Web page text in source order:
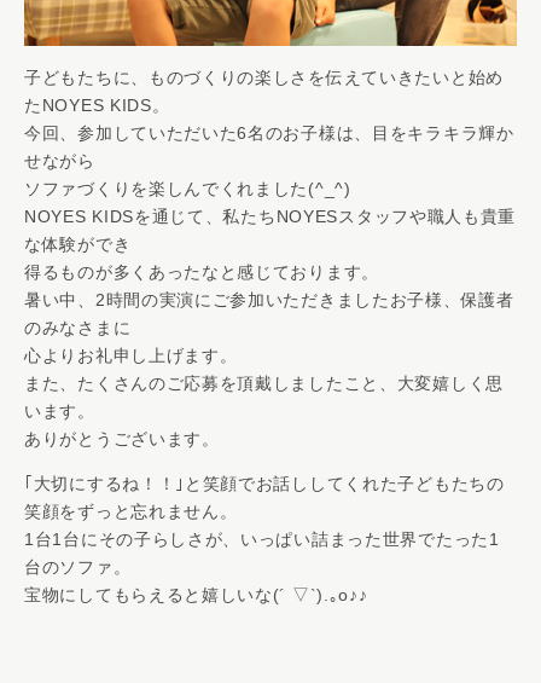
子どもたちに、ものづくりの楽しさを伝えていきたいと始め
たNOYES KIDS。
今回、参加していただいた6名のお子様は、目をキラキラ輝か
せながら
ソファづくりを楽しんでくれました(^_^)
NOYES KIDSを通じて、私たちNOYESスタッフや職人も貴重
な体験ができ
得るものが多くあったなと感じております。
暑い中、2時間の実演にご参加いただきましたお子様、保護者
のみなさまに
心よりお礼申し上げます。
また、たくさんのご応募を頂戴しましたこと、大変嬉しく思
います。
ありがとうございます。
｢大切にするね！！｣と笑顔でお話ししてくれた子どもたちの
笑顔をずっと忘れません。
1台1台にその子らしさが、いっぱい詰まった世界でたった1
台のソファ。
宝物にしてもらえると嬉しいな(´ ▽`).｡o♪♪